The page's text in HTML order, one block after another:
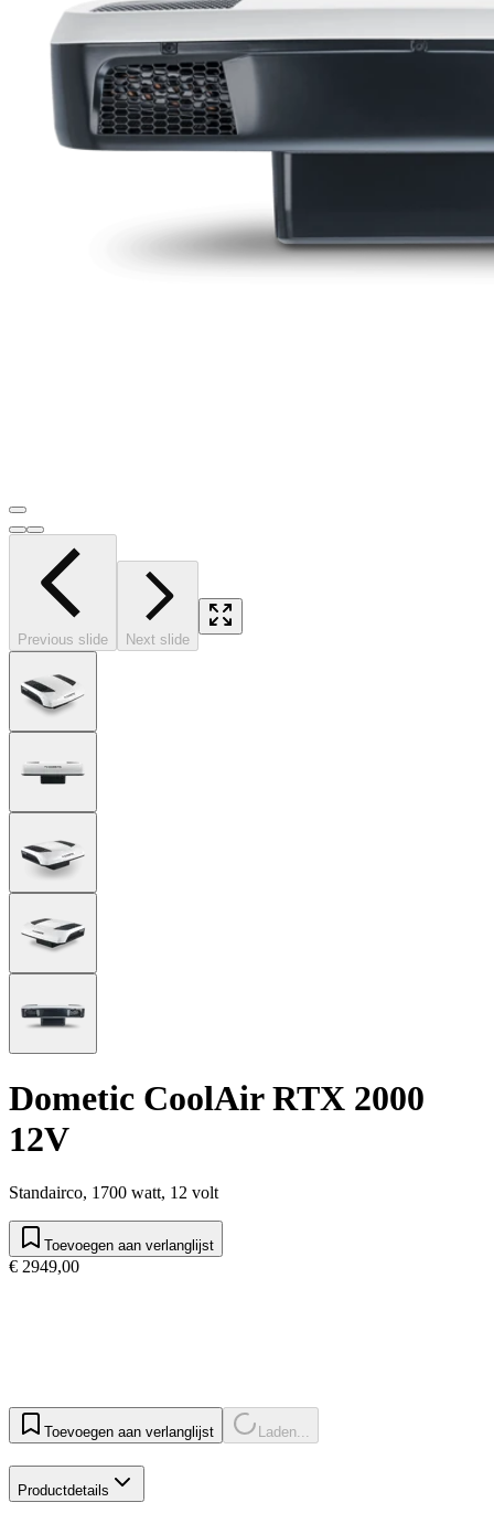
Previous slide Next slide
Dometic CoolAir RTX 2000
12V
Standairco, 1700 watt, 12 volt
Toevoegen aan verlanglijst
€ 2949,00
Toevoegen aan verlanglijst Laden...
Productdetails